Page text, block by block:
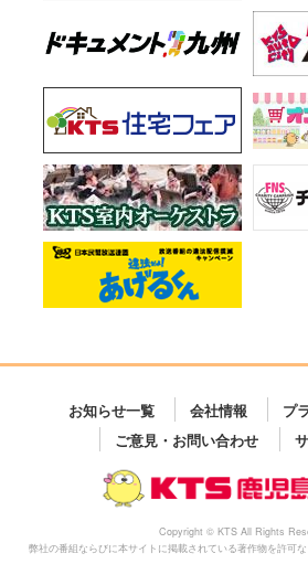
お知らせ一覧 会社情報
プ
ご意見・お問い合わせ
Copyright © KTS All Rights
弊社の番組ならびに本サイトに掲載されている著作物を許可